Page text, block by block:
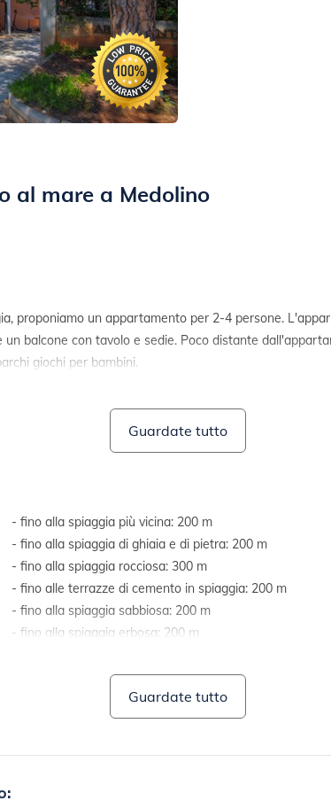
al mare a Medolino
proponiamo un appartamento per 2-4 persone.
balcone con tavolo e sedie. Poco distante
giochi per bambini.
Guardate tutto
- fino alla spiaggia più vicina: 200 m
- fino alla spiaggia di ghiaia e di pietra: 200 m
- fino alla spiaggia rocciosa: 300 m
- fino alle terrazze di cemento in spiaggia: 200 m
- fino alla spiaggia sabbiosa: 200 m
- fino alla spiaggia erbosa: 200 m
Guardate tutto